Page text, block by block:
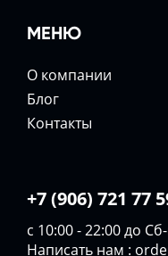
МЕНЮ
О компании
Блог
Контакты
+7 (906) 721 77
с 10:00 - 22:00 до
Написать нам :